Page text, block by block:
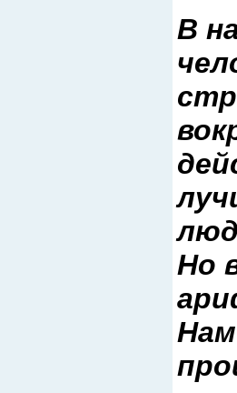
В
Но